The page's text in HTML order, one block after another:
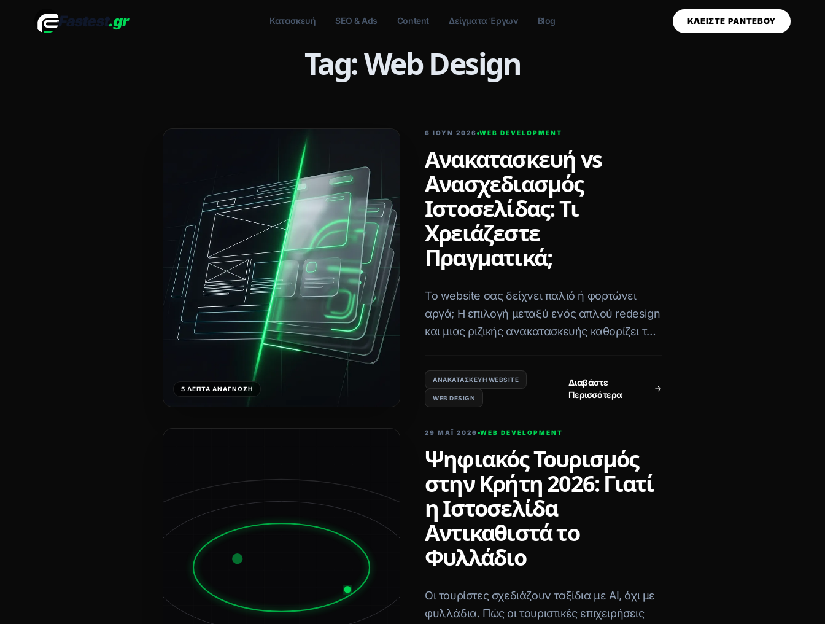
Fastest.gr Κατασκευή SEO & Ads Content Δείγματα Έργων Blog ΚΛΕΙΣΤΕ ΡΑΝΤΕΒΟΥ
Tag: Web Design
5 ΛΕΠΤΆ ΑΝΆΓΝΩΣΗ
6 ΙΟΥΝ 2026 WEB DEVELOPMENT
Ανακατασκευή vs
Ανασχεδιασμός
Ιστοσελίδας: Τι
Χρειάζεστε
Πραγματικά;
Το website σας δείχνει παλιό ή φορτώνει
αργά; Η επιλογή μεταξύ ενός απλού redesign
και μιας ριζικής ανακατασκευής καθορίζει την
ΑΝΑΚΑΤΑΣΚΕΥΉ WEBSITE
WEB DESIGN
Διαβάστε
Περισσότερα
29 ΜΑΪ́ 2026 WEB DEVELOPMENT
Ψηφιακός Τουρισμός
στην Κρήτη 2026: Γιατί
η Ιστοσελίδα
Αντικαθιστά το
Φυλλάδιο
Οι τουρίστες σχεδιάζουν ταξίδια με AI, όχι με
φυλλάδια. Πώς οι τουριστικές επιχειρήσεις